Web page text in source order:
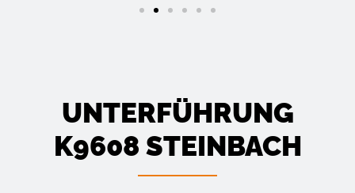
UNTER­FÜHRUNG
K9608 STEINBACH